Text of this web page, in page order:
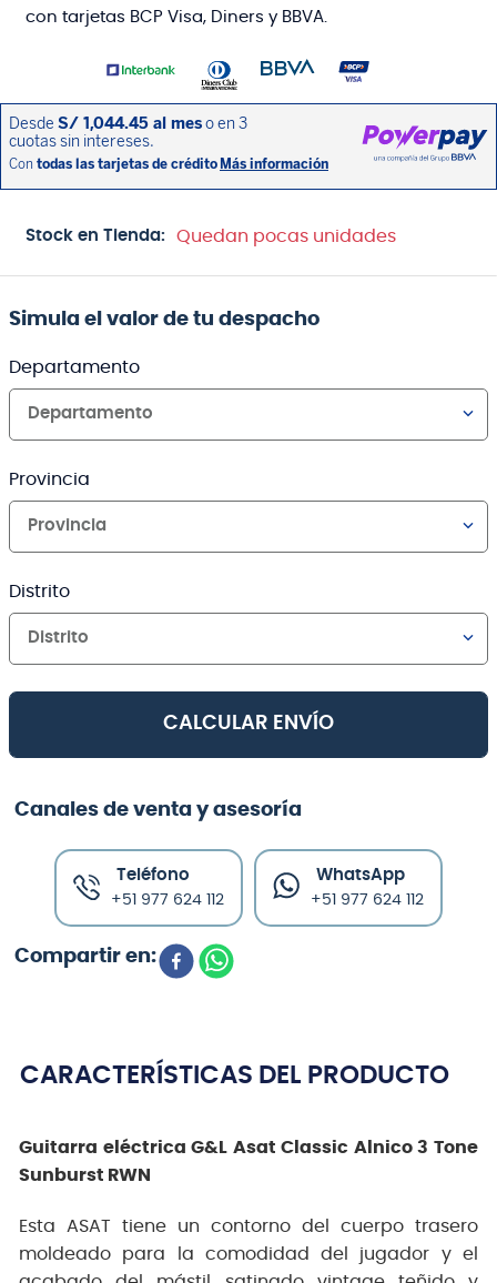
con tarjetas BCP Visa, Diners y BBVA.
Stock en Tienda: Quedan pocas unidades
Simula el valor de tu despacho
Departamento
Departamento
Provincia
Provincia
Distrito
Distrito
CALCULAR ENVÍO
Canales de venta y asesoría
Teléfono
+51 977 624 112
WhatsApp
+51 977 624 112
CARACTERÍSTICAS DEL PRODUCTO
Guitarra eléctrica G&L Asat Classic Alnico 3 Tone
Sunburst RWN
Esta ASAT tiene un contorno del cuerpo trasero
moldeado para la comodidad del jugador y el